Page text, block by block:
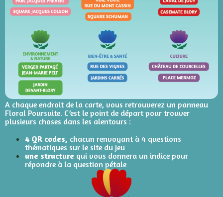
A chaque endroit de la carte, vous retrouverez un panneau
Floral Poursuite. C’est le point de départ pour trouver
plusieurs choses dans les alentours :
4 QR codes, chacun renvoyant à 4 questions
thématiques sur le site du jeu
une structure qui vous donnera un indice pour
répondre à la question pétale